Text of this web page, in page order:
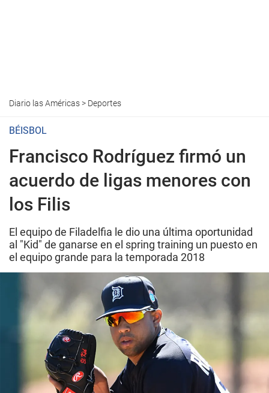
Diario las Américas> Deportes
BÉISBOL
Francisco Rodríguez firmó un
acuerdo de ligas menores con
los Filis
El equipo de Filadelfia le dio una última oportunidad
al "Kid" de ganarse en el spring training un puesto en
el equipo grande para la temporada 2018